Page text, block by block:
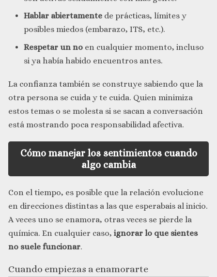
Hablar abiertamente de prácticas, límites y
posibles miedos (embarazo, ITS, etc.).
Respetar un no en cualquier momento, incluso
si ya había habido encuentros antes.
La confianza también se construye sabiendo que la
otra persona se cuida y te cuida. Quien minimiza
estos temas o se molesta si se sacan a conversación
está mostrando poca responsabilidad afectiva.
Cómo manejar los sentimientos cuando
algo cambia
Con el tiempo, es posible que la relación evolucione
en direcciones distintas a las que esperabais al inicio.
A veces uno se enamora, otras veces se pierde la
química. En cualquier caso, ignorar lo que sientes
no suele funcionar.
Cuando empiezas a enamorarte